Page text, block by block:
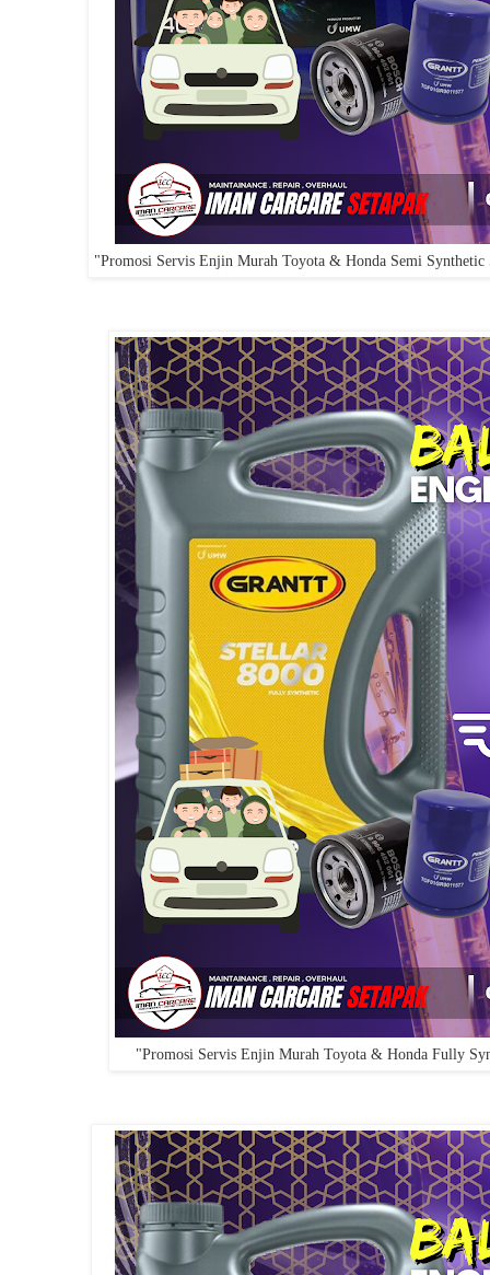
"Promosi Servis Enjin Murah Toyota & Honda Semi
"Promosi Servis Enjin Murah Toyota & Honda Fully